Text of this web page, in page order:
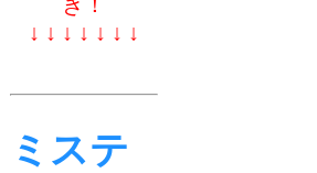
↓ ↓ ↓ ↓ ↓ ↓ ↓
ミステ